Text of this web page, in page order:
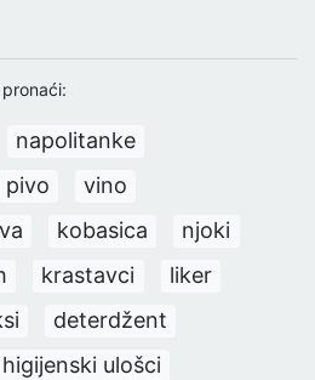
napolitanke
pivo
vino
kobasica
njoki
krastavci
liker
deterdžent
higijenski ulošci